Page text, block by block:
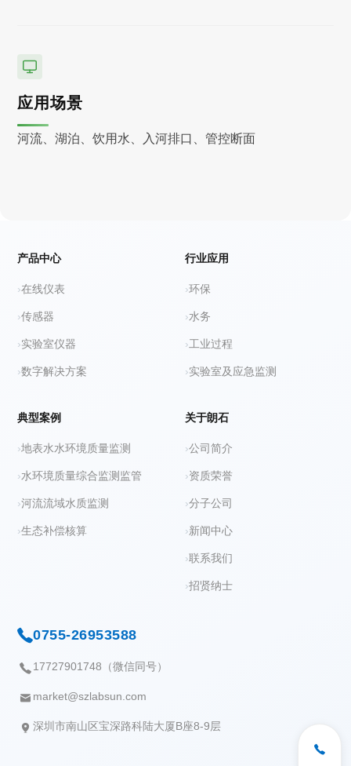
应用场景
河流、湖泊、饮用水、入河排口、管控断面
产品中心
在线仪表
传感器
实验室仪器
数字解决方案
行业应用
环保
水务
工业过程
实验室及应急监测
典型案例
地表水水环境质量监测
水环境质量综合监测监管
河流流域水质监测
生态补偿核算
关于朗石
公司简介
资质荣誉
分子公司
新闻中心
联系我们
招贤纳士
0755-26953588
17727901748（微信同号）
market@szlabsun.com
深圳市南山区宝深路科陆大厦B座8-9层